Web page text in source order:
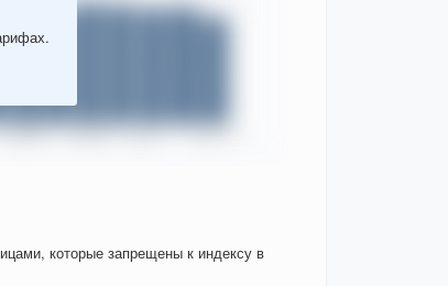
которые запрещены к индексу в